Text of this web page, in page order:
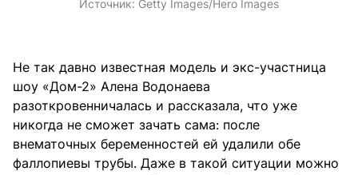
Источник: Getty Images/Hero Images
Не так давно известная модель и экс-участница
шоу «Дом-2» Алена Водонаева
разоткровенничалась и рассказала, что уже
никогда не сможет зачать сама: после
внематочных беременностей ей удалили обе
фаллопиевы трубы. Даже в такой ситуации можно